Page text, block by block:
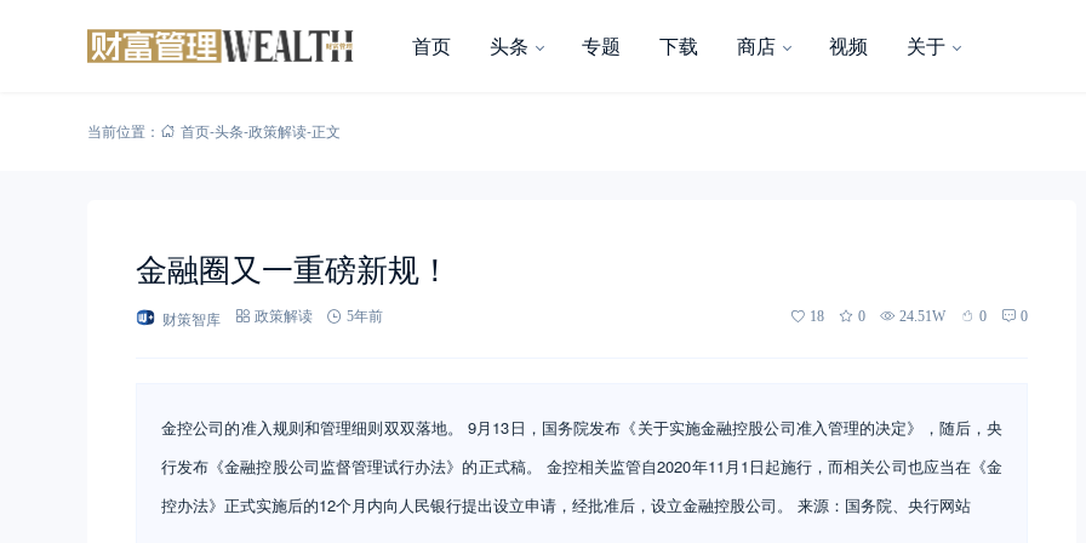
首页 头条 专题 下载 商店 视频 关于
当前位置： 首页-头条-政策解读-正文
金融圈又一重磅新规！
财策智库 政策解读 5年前 18 0 24.51W 0 0
金控公司的准入规则和管理细则双双落地。 9月13日，国务院发布《关于实施金融控股公司准入管理的决定》，随后，央
行发布《金融控股公司监督管理试行办法》的正式稿。 金控相关监管自2020年11月1日起施行，而相关公司也应当在《金
控办法》正式实施后的12个月内向人民银行提出设立申请，经批准后，设立金融控股公司。 来源：国务院、央行网站